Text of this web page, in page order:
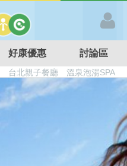
好康優惠 討論區
台北親子餐廳
溫泉泡湯SPA
日本親子景點